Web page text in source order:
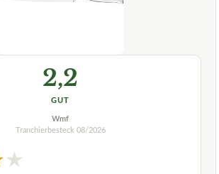
2,2
GUT
Wmf
Tranchierbesteck 08/2026
★